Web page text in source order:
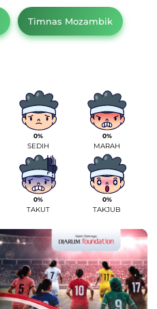
Timnas Mozambik
0%
SEDIH
0%
MARAH
0%
TAKUT
0%
TAKJUB